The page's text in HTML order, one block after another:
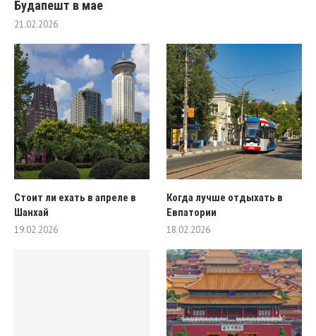
Будапешт в мае
21.02.2026
Стоит ли ехать в апреле в
Шанхай
19.02.2026
Когда лучше отдыхать в
Евпатории
18.02.2026